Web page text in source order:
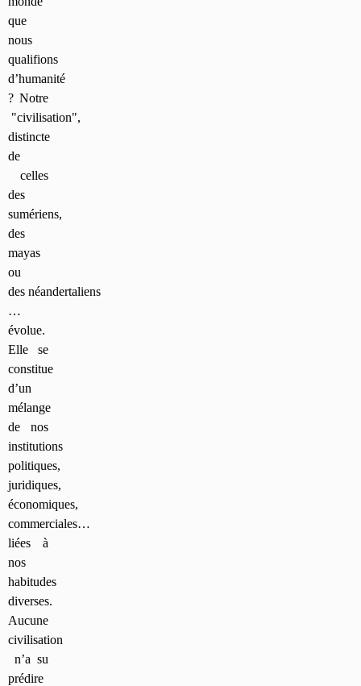
que
nous
qualifions
d’humanité
? Notre
"civilisation",
distincte
de
celles
des
sumériens,
des
mayas
ou
des néandertaliens
…
évolue.
Elle se
constitue
d’un
mélange
de nos
institutions
politiques,
juridiques,
économiques,
commerciales…
liées à
nos
habitudes
diverses.
Aucune
civilisation
n’a su
prédire